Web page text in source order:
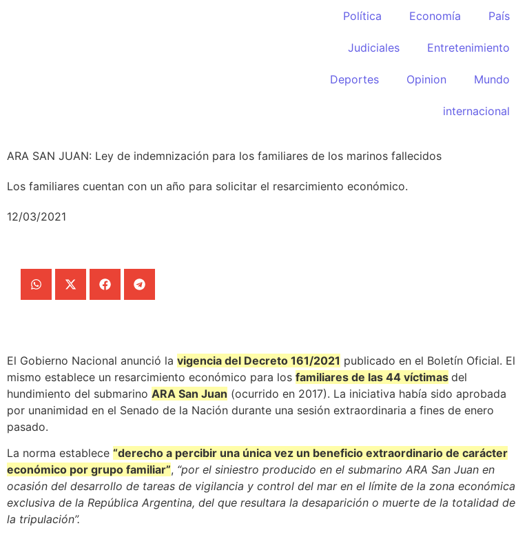
Política Economía País
Judiciales Entretenimiento
Deportes Opinion Mundo
internacional
ARA SAN JUAN: Ley de indemnización para los familiares de los marinos fallecidos
Los familiares cuentan con un año para solicitar el resarcimiento económico.
12/03/2021
El Gobierno Nacional anunció la vigencia del Decreto 161/2021 publicado en el Boletín Oficial. El
mismo establece un resarcimiento económico para los familiares de las 44 víctimas del
hundimiento del submarino ARA San Juan (ocurrido en 2017). La iniciativa había sido aprobada
por unanimidad en el Senado de la Nación durante una sesión extraordinaria a fines de enero
pasado.
La norma establece “derecho a percibir una única vez un beneficio extraordinario de carácter
económico por grupo familiar”, “por el siniestro producido en el submarino ARA San Juan en
ocasión del desarrollo de tareas de vigilancia y control del mar en el límite de la zona económica
exclusiva de la República Argentina, del que resultara la desaparición o muerte de la totalidad de
la tripulación”.